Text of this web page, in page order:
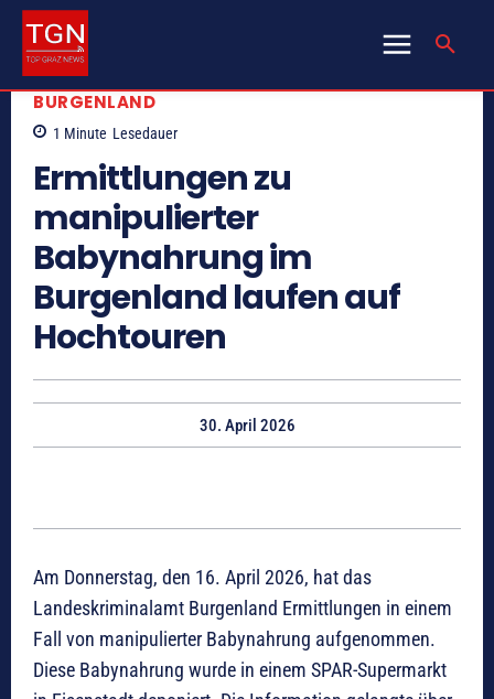
BURGENLAND
1 Minute Lesedauer
Ermittlungen zu
manipulierter
Babynahrung im
Burgenland laufen auf
Hochtouren
30. April 2026
Am Donnerstag, den 16. April 2026, hat das
Landeskriminalamt Burgenland Ermittlungen in einem
Fall von manipulierter Babynahrung aufgenommen.
Diese Babynahrung wurde in einem SPAR-Supermarkt